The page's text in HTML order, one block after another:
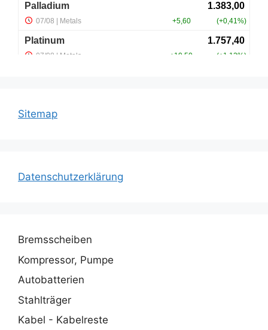
Sitemap
Datenschutzerklärung
Bremsscheiben
Kompressor, Pumpe
Autobatterien
Stahlträger
Kabel - Kabelreste